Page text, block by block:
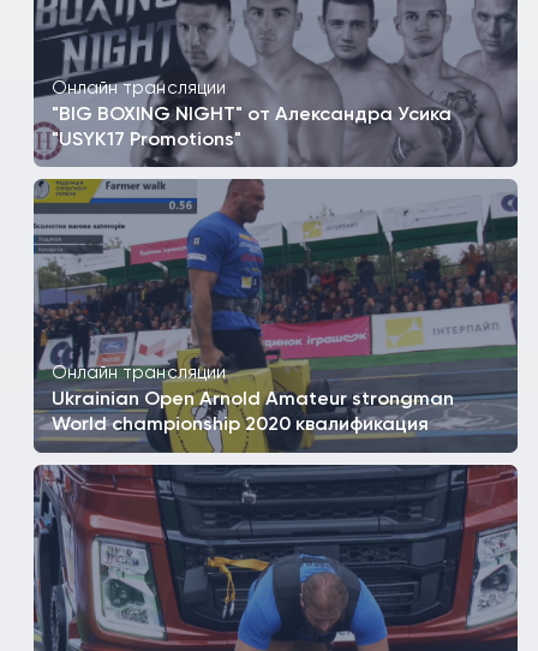
Онлайн трансляции
"BIG BOXING NIGHT" от Александра Усика
"USYK17 Promotions"
Онлайн трансляции
Ukrainian Open Arnold Amateur strongman
World championship 2020 квалификация